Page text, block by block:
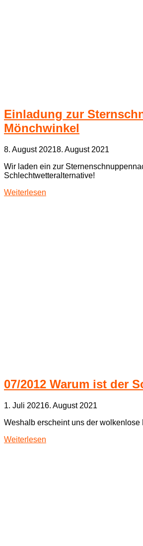
Einladung zur
Mönchwinkel
8. August 20218. August 2021
Wir laden ein zur
Schlechtwetteralternative!
Weiterlesen
07/2012 Warum ist der
1. Juli 20216. August 2021
Weshalb erscheint uns der
Weiterlesen